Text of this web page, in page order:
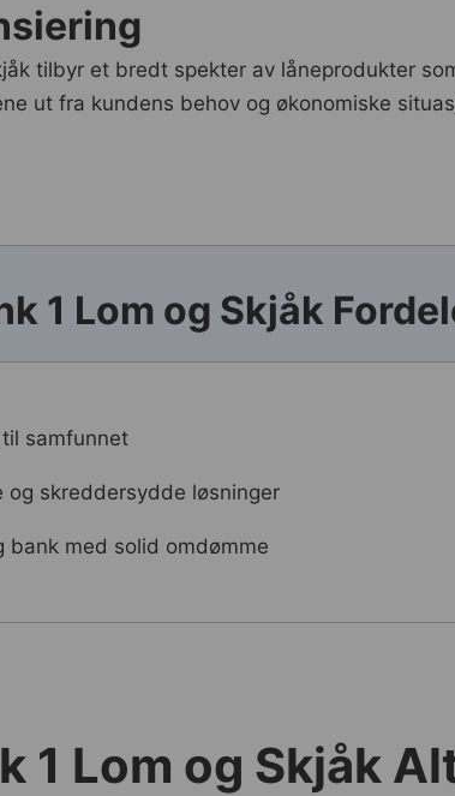
tilbyr et bredt spekter av låneprodukter
ut fra kundens behov og økonomiske
1 Lom og Skjåk
samfunnet
og skreddersydde løsninger
bank med solid omdømme
1 Lom og Skjåk